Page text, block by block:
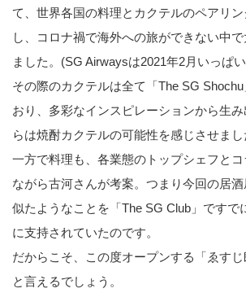
て、世界各国の料理とカクテルのペアリ
し、コロナ禍で海外への旅ができない中
ました。(SG Airwaysは2021年2月いっぱ
その際のカクテルは全て「The SG
おり、多彩なインスピレーションから生
らは焼酎カクテルの可能性を感じさせまし
一方で料理も、各業態のトップシェフと
ながら古河さんが考案。つまり今回の居
似たようなことを「The SG Club」ですで
に支持されていたのです。
だからこそ、この度オープンする「ゑす
と言えるでしょう。